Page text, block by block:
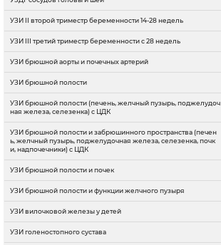
УЗИ II второй триместр беременности 14-28 недель
УЗИ III третий триместр беременности с 28 недель
УЗИ брюшной аорты и почечных артерий
УЗИ брюшной полости
УЗИ брюшной полости (печень, желчный пузырь, поджелудоч
ная железа, селезенка) с ЦДК
УЗИ брюшной полости и забрюшинного пространства (печен
ь, желчный пузырь, поджелудочная железа, селезенка, почк
и, надпочечники) с ЦДК
УЗИ брюшной полости и почек
УЗИ брюшной полости и функции желчного пузыря
УЗИ вилочковой железы у детей
УЗИ голеностопного сустава